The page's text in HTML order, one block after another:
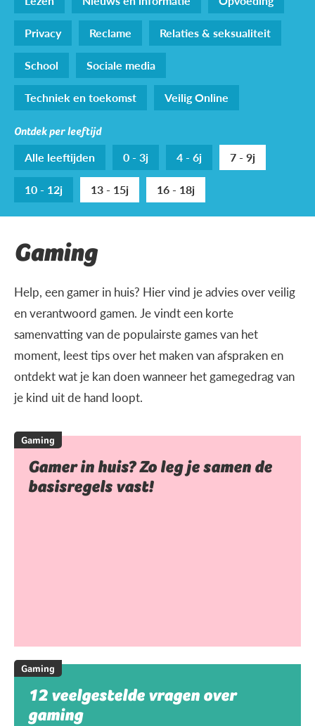
Privacy
Reclame
Relaties & seksualiteit
School
Sociale media
Techniek en toekomst
Veilig Online
Ontdek per leeftijd
Alle leeftijden 0 - 3j 4 - 6j
7 - 9j
10 - 12j
13 - 15j 16 - 18j
Gaming
Help, een gamer in huis? Hier vind je advies over veilig
en verantwoord gamen. Je vindt een korte
samenvatting van de populairste games van het
moment, leest tips over het maken van afspraken en
ontdekt wat je kan doen wanneer het gamegedrag van
je kind uit de hand loopt.
Gaming
Gamer in huis? Zo leg je samen de
basisregels vast!
Gaming
12 veelgestelde vragen over
gaming